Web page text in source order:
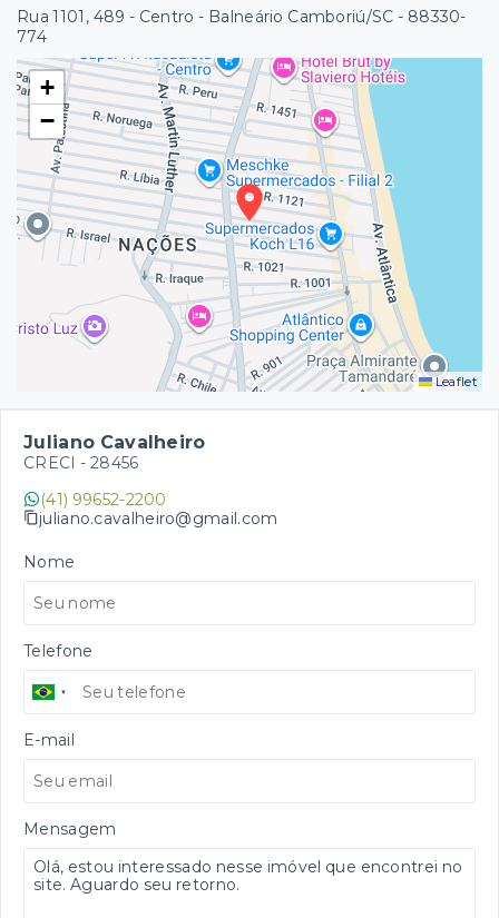
Rua 1101, 489 - Centro - Balneário Camboriú/SC - 88330-
774
+
−
Leaflet
Juliano Cavalheiro
CRECI - 28456
(41) 99652-2200
juliano.cavalheiro@gmail.com
Nome
Telefone
E-mail
Mensagem